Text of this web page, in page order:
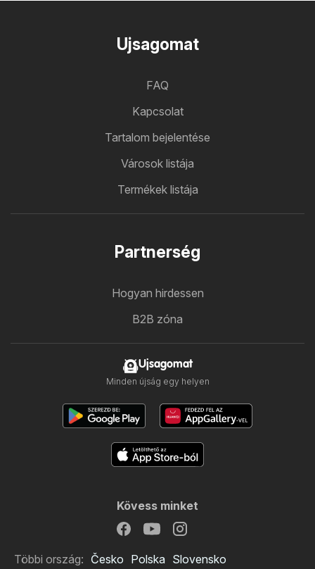
Ujsagomat
FAQ
Kapcsolat
Tartalom bejelentése
Városok listája
Termékek listája
Partnerség
Hogyan hirdessen
B2B zóna
Ujsagomat
Minden újság egy helyen
Kövess minket
Többi ország: Česko Polska Slovensko